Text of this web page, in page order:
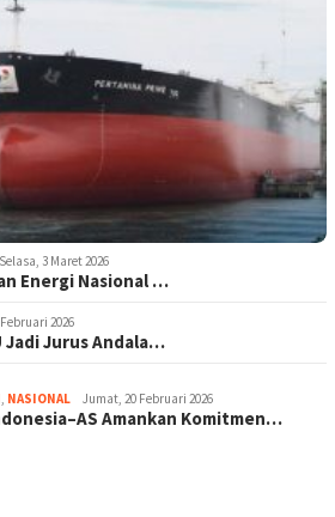
Selasa, 3 Maret 2026
Energi Nasional …
2026
Jadi Jurus Andala…
, NASIONAL Jumat, 20 Februari 2026
Amankan Komitmen…